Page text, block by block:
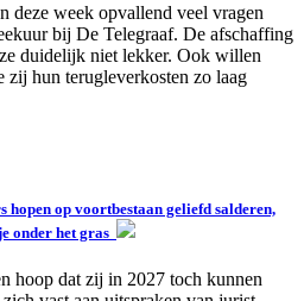
deze week opvallend veel vragen
bij De Telegraaf. De afschaffing
duidelijk niet lekker. Ook willen
zij hun terugleverkosten zo laag
hopen op voortbestaan geliefd salderen,
onder het gras
hoop dat zij in 2027 toch kunnen